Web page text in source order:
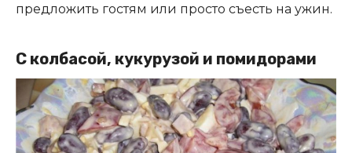
предложить гостям или просто съесть на ужин.
С колбасой, кукурузой и помидорами